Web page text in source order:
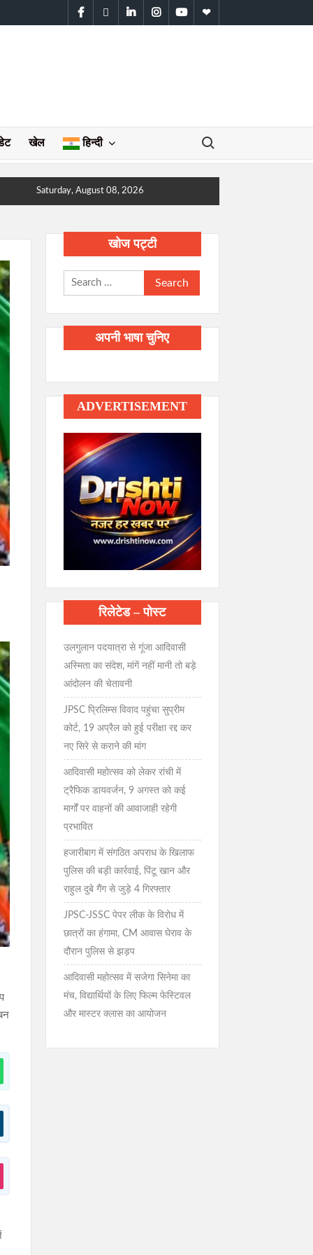
facebooktwitterlinkedininstagramyoutubeWhatsApp
खेल हिन्दी
Search for:
Saturday, August 08, 2026
खोज पट्टी
Search
for:
अपनी भाषा चुनिए
ADVERTISEMENT
रिलेटेड – पोस्ट
उलगुलान पदयात्रा से गूंजा आदिवासी
अस्मिता का संदेश, मांगें नहीं मानी तो बड़े
आंदोलन की चेतावनी
JPSC प्रिलिम्स विवाद पहुंचा सुप्रीम
कोर्ट, 19 अप्रैल को हुई परीक्षा रद्द कर
नए सिरे से कराने की मांग
आदिवासी महोत्सव को लेकर रांची में
ट्रैफिक डायवर्जन, 9 अगस्त को कई
मार्गों पर वाहनों की आवाजाही रहेगी
प्रभावित
हजारीबाग में संगठित अपराध के खिलाफ
पुलिस की बड़ी कार्रवाई, पिंटू खान और
राहुल दुबे गैंग से जुड़े 4 गिरफ्तार
JPSC-JSSC पेपर लीक के विरोध में
छात्रों का हंगामा, CM आवास घेराव के
दौरान पुलिस से झड़प
आदिवासी महोत्सव में सजेगा सिनेमा का
मंच, विद्यार्थियों के लिए फिल्म फेस्टिवल
और मास्टर क्लास का आयोजन